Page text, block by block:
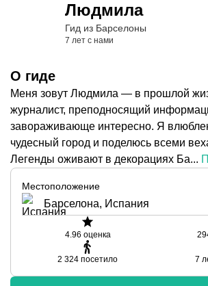
Людмила
Гид из Барселоны
7 лет с нами
О гиде
Меня зовут Людмила — в прошлой
журналист, преподносящий
завораживающе интересно. Я
чудесный город и поделюсь всеми
Легенды оживают в декорациях Ба...
Местоположение
Барселона, Испания
4.96 оценка
2 324 посетило 7